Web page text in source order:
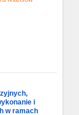
i
w ramach